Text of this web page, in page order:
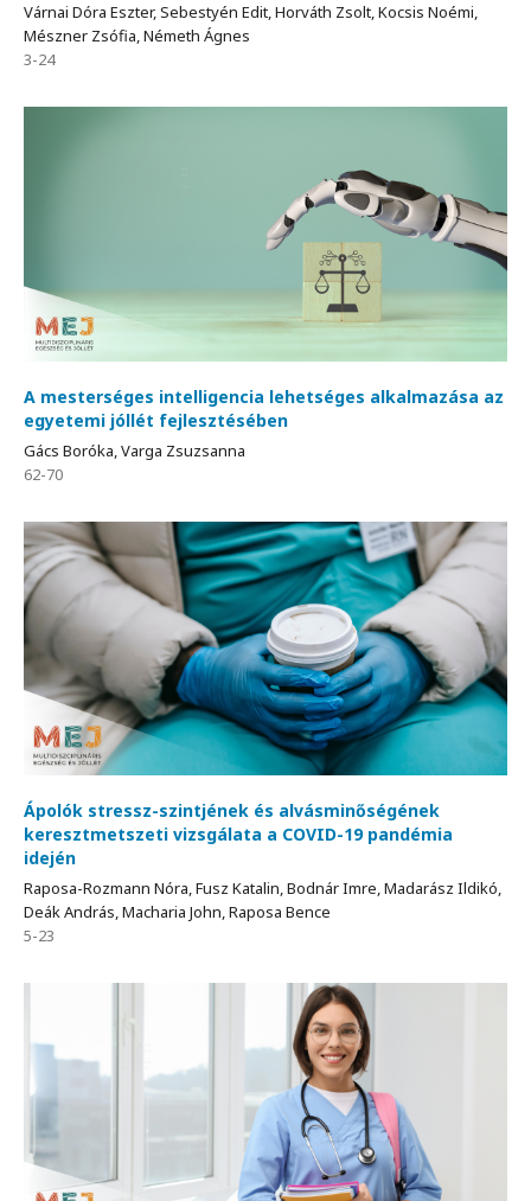
Várnai Dóra Eszter, Sebestyén Edit, Horváth Zsolt, Kocsis Noémi,
Mészner Zsófia, Németh Ágnes
3-24
A mesterséges intelligencia lehetséges alkalmazása az
egyetemi jóllét fejlesztésében
Gács Boróka, Varga Zsuzsanna
62-70
Ápolók stressz-szintjének és alvásminőségének
keresztmetszeti vizsgálata a COVID-19 pandémia
idején
Raposa-Rozmann Nóra, Fusz Katalin, Bodnár Imre, Madarász Ildikó,
Deák András, Macharia John, Raposa Bence
5-23